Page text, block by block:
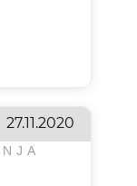
27.11.2020